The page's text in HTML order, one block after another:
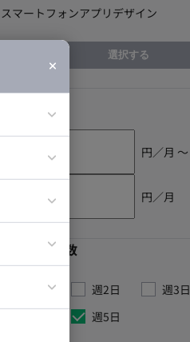
スマートフォンアプリデザイン
選択する
単価
円／月 〜
円／月
最低稼働日数
週1日 週2日
週3日
週5日